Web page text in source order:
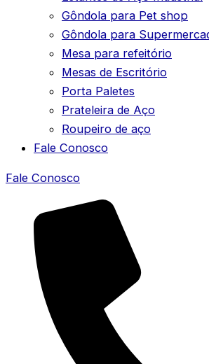
Gôndola para Pet shop
Gôndola para
Mesa para refeitório
Mesas de Escritório
Porta Paletes
Prateleira de Aço
Roupeiro de aço
Fale Conosco
Fale Conosco